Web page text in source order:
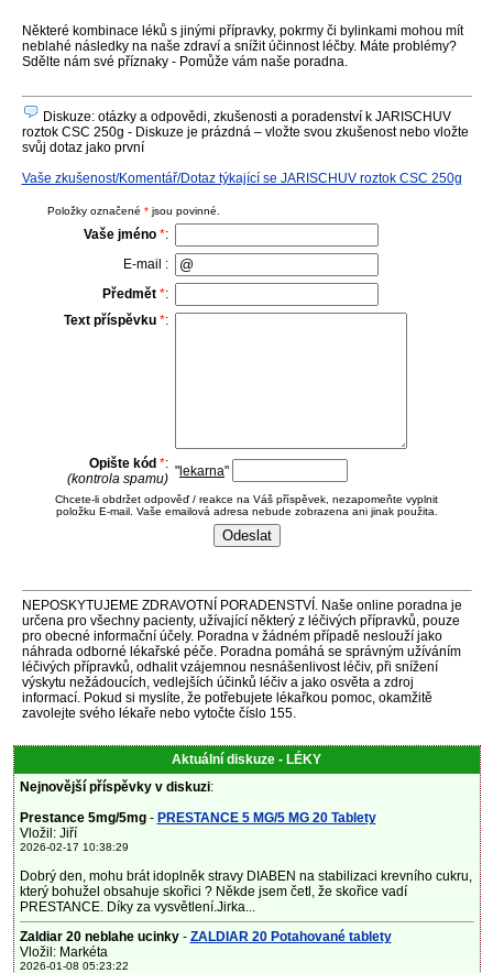
Některé kombinace léků s jinými přípravky, pokrmy či bylinkami mohou mít
neblahé následky na naše zdraví a snížit účinnost léčby. Máte problémy?
Sdělte nám své příznaky - Pomůže vám naše poradna.
Diskuze: otázky a odpovědi, zkušenosti a poradenství k JARISCHUV
roztok CSC 250g - Diskuze je prázdná – vložte svou zkušenost nebo vložte
svůj dotaz jako první
Vaše zkušenost/Komentář/Dotaz týkající se JARISCHUV roztok CSC 250g
Položky označené * jsou povinné.
Vaše jméno *:
E-mail :
Předmět *:
Text příspěvku *:
Opište kód *:
(kontrola spamu) " lekarna"
Chcete-li obdržet odpověď / reakce na Váš příspěvek, nezapomeňte vyplnit
položku E-mail. Vaše emailová adresa nebude zobrazena ani jinak použita.
NEPOSKYTUJEME ZDRAVOTNÍ PORADENSTVÍ. Naše online poradna je
určena pro všechny pacienty, užívající některý z léčivých přípravků, pouze
pro obecné informační účely. Poradna v žádném případě neslouží jako
náhrada odborné lékařské péče. Poradna pomáhá se správným užíváním
léčivých přípravků, odhalit vzájemnou nesnášenlivost léčiv, při snížení
výskytu nežádoucích, vedlejších účinků léčiv a jako osvěta a zdroj
informací. Pokud si myslíte, že potřebujete lékařkou pomoc, okamžitě
zavolejte svého lékaře nebo vytočte číslo 155.
Aktuální diskuze - LÉKY
Nejnovější příspěvky v diskuzi:
Prestance 5mg/5mg- PRESTANCE 5 MG/5 MG 20 Tablety
Vložil: Jiří
2026-02-17 10:38:29
Dobrý den, mohu brát idoplněk stravy DIABEN na stabilizaci krevního cukru,
který bohužel obsahuje skořici ? Někde jsem četl, že skořice vadí
PRESTANCE. Díky za vysvětlení.Jirka...
Zaldiar 20 neblahe ucinky- ZALDIAR 20 Potahované tablety
Vložil: Markéta
2026-01-08 05:23:22